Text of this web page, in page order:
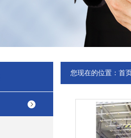
您现在的位置： 首